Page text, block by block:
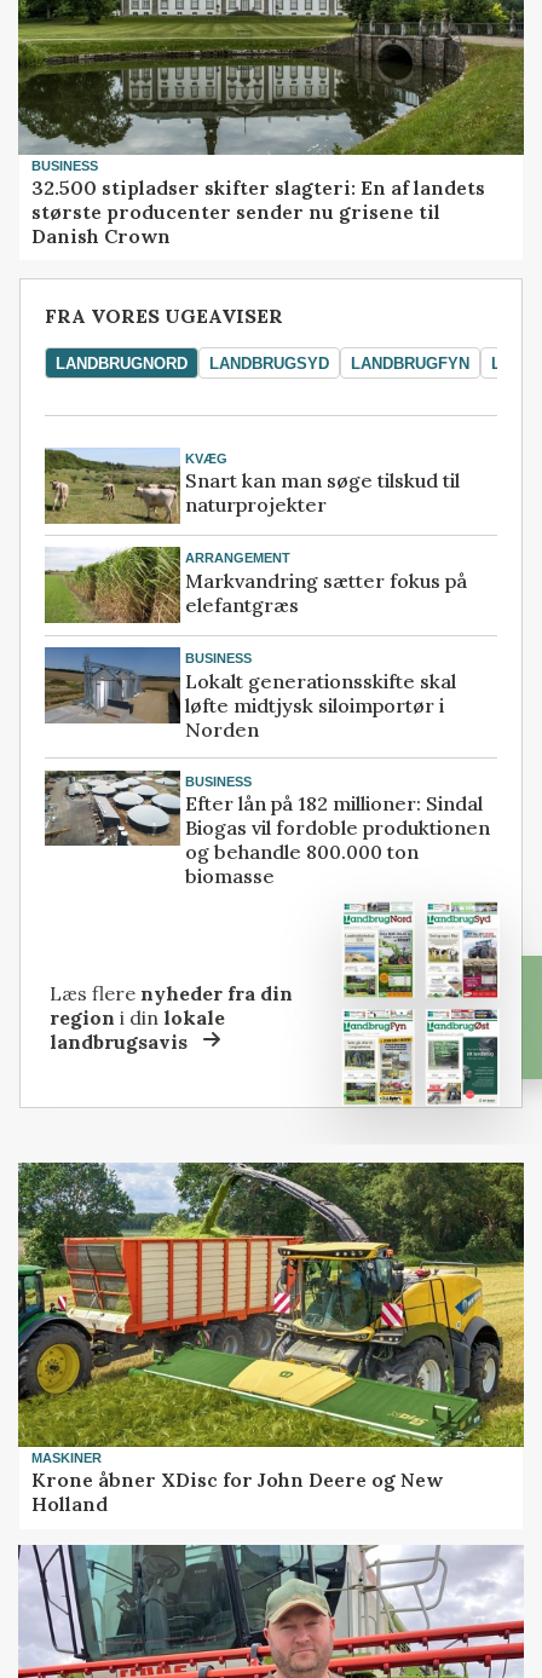
BUSINESS
32.500 stipladser skifter slagteri: En af landets
største producenter sender nu grisene til
Danish Crown
FRA VORES UGEAVISER
LANDBRUGNORD LANDBRUGSYD LANDBRUGFYN
KVÆG
Snart kan man søge tilskud til
naturprojekter
ARRANGEMENT
Markvandring sætter fokus på
elefantgræs
BUSINESS
Lokalt generationsskifte skal
løfte midtjysk siloimportør i
Norden
BUSINESS
Efter lån på 182 millioner: Sindal
Biogas vil fordoble produktionen
og behandle 800.000 ton
biomasse
Læs flere nyheder fra din
region i dinlokale
landbrugsavis
MASKINER
Krone åbner XDisc for John Deere og New
Holland